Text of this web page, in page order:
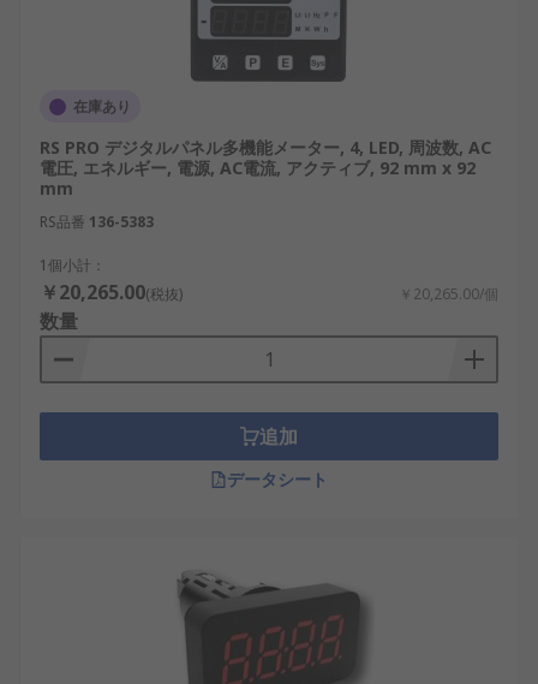
在庫あり
RS PRO デジタルパネル多機能メーター, 4, LED, 周波数, AC
電圧, エネルギー, 電源, AC電流, アクティブ, 92 mm x 92
mm
RS品番 136-5383
1個小計：
￥20,265.00(税抜) ￥20,265.00/個
数量
追加
データシート